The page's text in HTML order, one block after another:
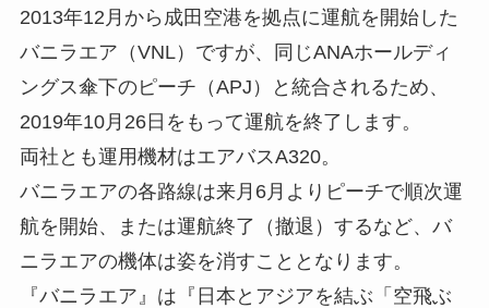
2013年12月から成田空港を拠点に運航を開始した
バニラエア（VNL）ですが、同じANAホールディ
ングス傘下のピーチ（APJ）と統合されるため、
2019年10月26日をもって運航を終了します。
両社とも運用機材はエアバスA320。
バニラエアの各路線は来月6月よりピーチで順次運
航を開始、または運航終了（撤退）するなど、バ
ニラエアの機体は姿を消すこととなります。
『バニラエア』は『日本とアジアを結ぶ「空飛ぶ